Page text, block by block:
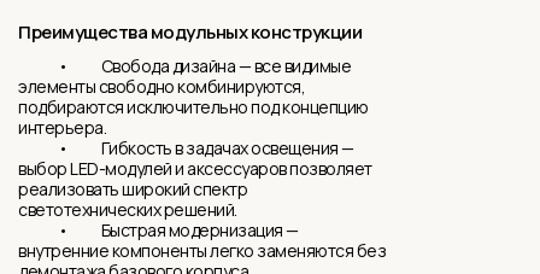
Преимущества модульных конструкции
• Свобода дизайна — все видимые
элементы свободно комбинируются,
подбираются исключительно под концепцию
интерьера.
• Гибкость в задачах освещения —
выбор LED-модулей и аксессуаров позволяет
реализовать широкий спектр
светотехнических решений.
• Быстрая модернизация —
внутренние компоненты легко заменяются без